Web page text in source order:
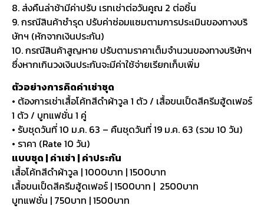
8. ส่งคืนล่าช้ามีค่าปรับ เรทเช่าต่อวันคูณ 2 ต่อชิ้น
9. กรณีสินค้าชำรุด ปรับค่าซ่อมแซมตามการประเมินของทางบริ
ษัทฯ (หักจากเงินประกัน)
10. กรณีสินค้าสูญหาย ปรับตามราคาเต็มจำนวนของทางบริษัทฯ
ซึ่งหากเกินวงเงินประกันจะมีค่าใช้จ่ายเรียกเก็บเพิ่ม
ตัวอย่างการคิดค่าเช่าชุด
• ต้องการเช่าเสื้อโค้ทสีดำผ้าวูล 1 ตัว / เสื้อขนเป็ดสีครีมฮู้ดเฟอร์
1 ตัว / บูทแฟชั่น 1 คู่
• รับชุดวันที่ 10 ม.ค. 63 – คืนชุดวันที่ 19 ม.ค. 63 (รวม 10 วัน)
• ราคา (Rate 10 วัน)
แบบชุด | ค่าเช่า | ค่าประกัน
เสื้อโค้ทสีดำผ้าวูล | 1000บาท | 1500บาท
เสื้อขนเป็ดสีครีมฮู้ดเฟอร์ | 1500บาท | 2500บาท
บูทแฟชั่น | 750บาท | 1500บาท